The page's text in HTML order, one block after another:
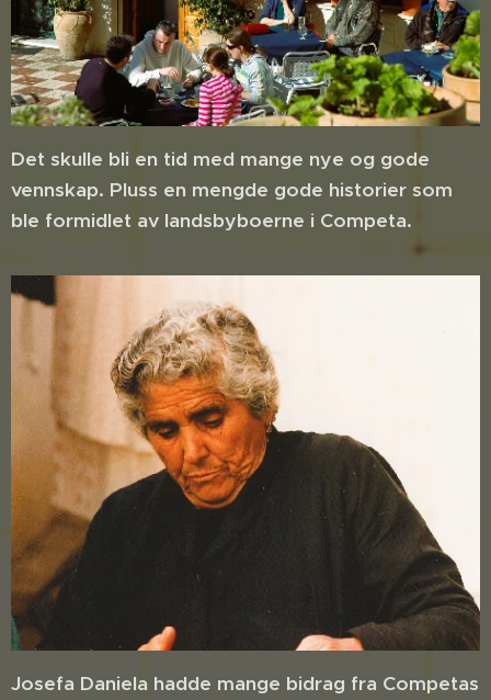
Det skulle bli en tid med mange nye og gode
vennskap. Pluss en mengde gode historier som
ble formidlet av landsbyboerne i Competa.
Josefa Daniela hadde mange bidrag fra Competas